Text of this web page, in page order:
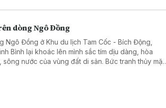
dòng Ngô Đồng
Ngô Đồng ở Khu du lịch Tam Cốc - Bích Động,
Bình lại khoác lên mình sắc tím dịu dàng, hòa
nước của vùng đất di sản. Bức tranh thủy mặc